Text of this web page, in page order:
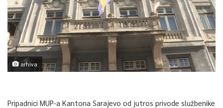
arhiva
Pripadnici MUP-a Kantona Sarajevo od jutros privode službenike